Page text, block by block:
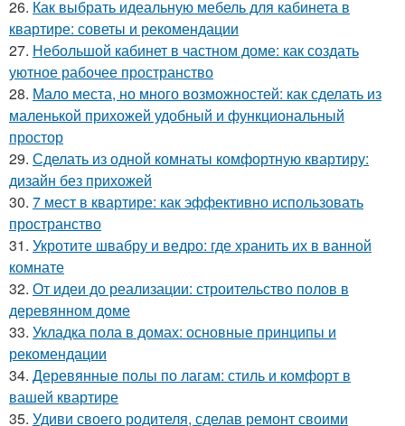
26. Как выбрать идеальную мебель для кабинета в
квартире: советы и рекомендации
27. Небольшой кабинет в частном доме: как создать
уютное рабочее пространство
28. Мало места, но много возможностей: как сделать из
маленькой прихожей удобный и функциональный
простор
29. Сделать из одной комнаты комфортную квартиру:
дизайн без прихожей
30. 7 мест в квартире: как эффективно использовать
пространство
31. Укротите швабру и ведро: где хранить их в ванной
комнате
32. От идеи до реализации: строительство полов в
деревянном доме
33. Укладка пола в домах: основные принципы и
рекомендации
34. Деревянные полы по лагам: стиль и комфорт в
вашей квартире
35. Удиви своего родителя, сделав ремонт своими